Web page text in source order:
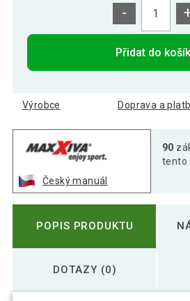
-
Přidat do
Výrobce Doprava a
Český manuál
90
tento
POPIS PRODUKTU
DOTAZY (0)